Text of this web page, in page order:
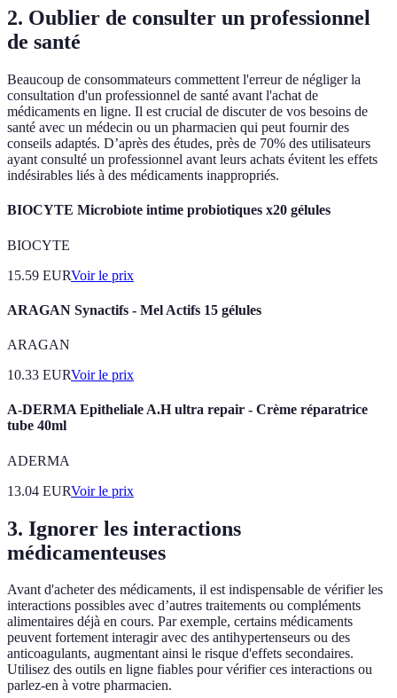
2. Oublier de consulter un professionnel
de santé
Beaucoup de consommateurs commettent l'erreur de négliger la
consultation d'un professionnel de santé avant l'achat de
médicaments en ligne. Il est crucial de discuter de vos besoins de
santé avec un médecin ou un pharmacien qui peut fournir des
conseils adaptés. D’après des études, près de 70% des utilisateurs
ayant consulté un professionnel avant leurs achats évitent les effets
indésirables liés à des médicaments inappropriés.
BIOCYTE Microbiote intime probiotiques x20 gélules
BIOCYTE
15.59 EURVoir le prix
ARAGAN Synactifs - Mel Actifs 15 gélules
ARAGAN
10.33 EURVoir le prix
A-DERMA Epitheliale A.H ultra repair - Crème réparatrice
tube 40ml
ADERMA
13.04 EURVoir le prix
3. Ignorer les interactions
médicamenteuses
Avant d'acheter des médicaments, il est indispensable de vérifier les
interactions possibles avec d’autres traitements ou compléments
alimentaires déjà en cours. Par exemple, certains médicaments
peuvent fortement interagir avec des antihypertenseurs ou des
anticoagulants, augmentant ainsi le risque d'effets secondaires.
Utilisez des outils en ligne fiables pour vérifier ces interactions ou
parlez-en à votre pharmacien.